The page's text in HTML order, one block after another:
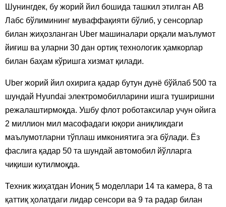
Шунингдек, бу жорий йил бошида ташкил этилган АВ
Лабс бўлимининг муваффақияти бўлиб, у сенсорлар
билан жиҳозланган Uber машиналари орқали маълумот
йиғиш ва уларни 30 дан ортиқ технологик ҳамкорлар
билан баҳам кўришга хизмат қилади.
Uber жорий йил охирига қадар бутун дунё бўйлаб 500 та
шундай Hyundai электромобилларини ишга туширишни
режалаштирмоқда. Ушбу флот роботаксилар учун ойига
2 миллион мил масофадаги юқори аниқликдаги
маълумотларни тўплаш имкониятига эга бўлади. Ёз
фаслига қадар 50 та шундай автомобил йўлларга
чиқиши кутилмоқда.
Техник жиҳатдан Иониқ 5 моделлари 14 та камера, 8 та
қаттиқ ҳолатдаги лидар сенсори ва 9 та радар билан